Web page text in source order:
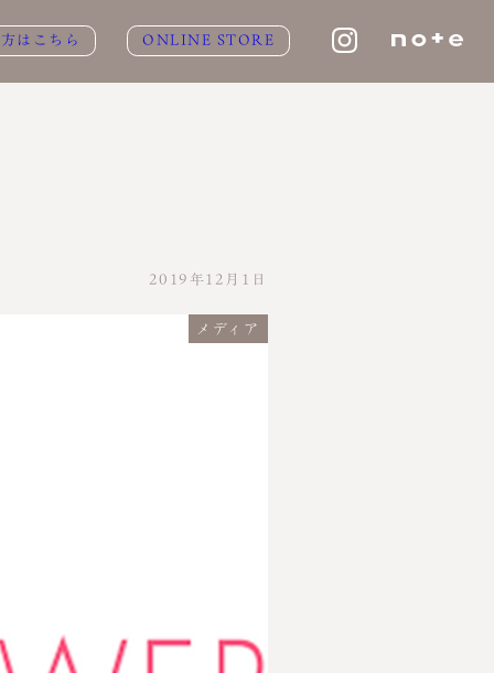
はこちら ONLINE STORE
2019年12月1日
メディア